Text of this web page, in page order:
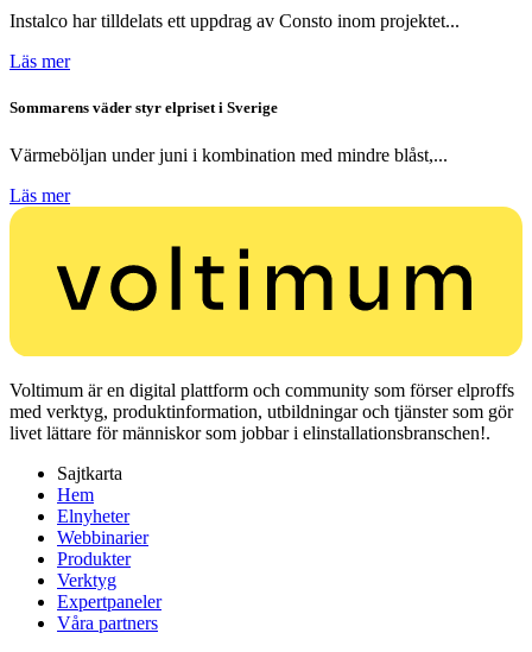
Instalco har tilldelats ett uppdrag av Consto inom projektet...
Läs mer
Sommarens väder styr elpriset i Sverige
Värmeböljan under juni i kombination med mindre blåst,...
Läs mer
Voltimum är en digital plattform och community som förser elproffs
med verktyg, produktinformation, utbildningar och tjänster som gör
livet lättare för människor som jobbar i elinstallationsbranschen!.
Sajtkarta
Hem
Elnyheter
Webbinarier
Produkter
Verktyg
Expertpaneler
Våra partners